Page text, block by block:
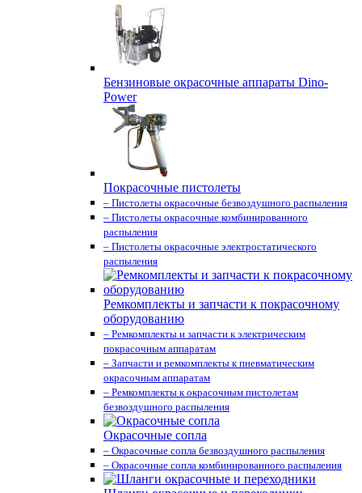
Бензиновые окрасочные аппараты Dino-
Power
Покрасочные пистолеты
– Пистолеты окрасочные безвоздушного распыления
– Пистолеты окрасочные комбинированного
распыления
– Пистолеты окрасочные электростатического
распыления
Ремкомплекты и запчасти к покрасочному
оборудованию
– Ремкомплекты и запчасти к электрическим
покрасочным аппаратам
– Запчасти и ремкомплекты к пневматическим
окрасочным аппаратам
– Ремкомплекты к окрасочным пистолетам
безвоздушного распыления
Окрасочные сопла
– Окрасочные сопла безвоздушного распыления
– Окрасочные сопла комбинированного распыления